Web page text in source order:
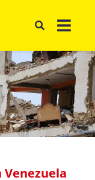
Venezuela